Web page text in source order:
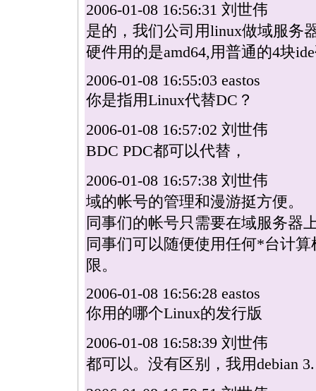
2006-01-08 16:56:31 刘世伟
是的，我们公司用linux做域服务
硬件用的是amd64,用普通的4块
2006-01-08 16:55:03 eastos
你是指用Linux代替DC？
2006-01-08 16:57:02 刘世伟
BDC PDC都可以代替，
2006-01-08 16:57:38 刘世伟
域的帐号的管理和漫游挺方便。
同事们的帐号只需要在域服务器
同事们可以随便使用任何*台计
限。
2006-01-08 16:56:28 eastos
你用的哪个Linux的发行版
2006-01-08 16:58:39 刘世伟
都可以。没有区别，我用debian